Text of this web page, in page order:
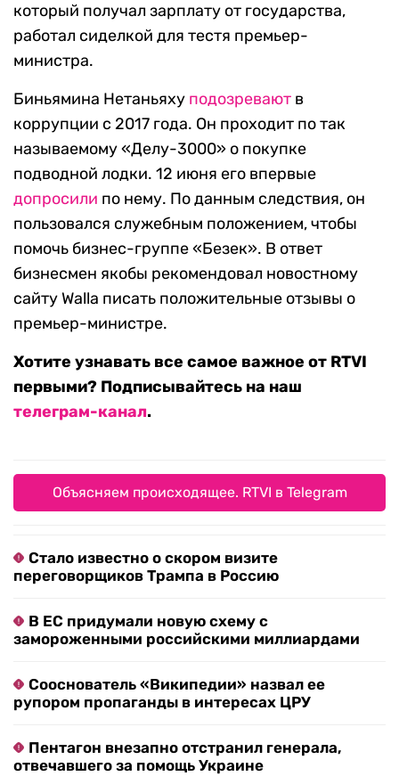
который получал зарплату от государства,
работал сиделкой для тестя премьер-
министра.
Биньямина Нетаньяху подозревают в
коррупции с 2017 года. Он проходит по так
называемому «Делу-3000» о покупке
подводной лодки. 12 июня его впервые
допросили по нему. По данным следствия, он
пользовался служебным положением, чтобы
помочь бизнес-группе «Безек». В ответ
бизнесмен якобы рекомендовал новостному
сайту Walla писать положительные отзывы о
премьер-министре.
Хотите узнавать все самое важное от RTVI
первыми? Подписывайтесь на наш
телеграм-канал.
Объясняем происходящее. RTVI в Telegram
Стало известно о скором визите
переговорщиков Трампа в Россию
В ЕС придумали новую схему с
замороженными российскими миллиардами
Сооснователь «Википедии» назвал ее
рупором пропаганды в интересах ЦРУ
Пентагон внезапно отстранил генерала,
отвечавшего за помощь Украине